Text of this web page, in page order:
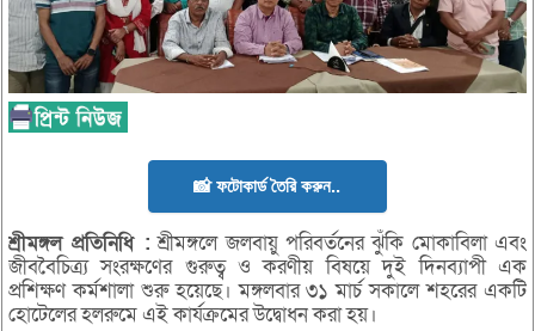
📸 ফটোকার্ড তৈরি করুন..
শ্রীমঙ্গলপ্রতিনিধি : শ্রীমঙ্গলে জলবায়ু পরিবর্তনের ঝুঁকি মোকাবিলা এবং
জীববৈচিত্র্য সংরক্ষণের গুরুত্ব ও করণীয় বিষয়ে দুই দিনব্যাপী এক
প্রশিক্ষণ কর্মশালা শুরু হয়েছে। মঙ্গলবার ৩১ মার্চ সকালে শহরের একটি
হোটেলের হলরুমে এই কার্যক্রমের উদ্বোধন করা হয়।